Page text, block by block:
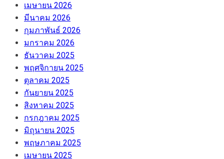
เมษายน 2026
มีนาคม 2026
กุมภาพันธ์ 2026
มกราคม 2026
ธันวาคม 2025
พฤศจิกายน 2025
ตุลาคม 2025
กันยายน 2025
สิงหาคม 2025
กรกฎาคม 2025
มิถุนายน 2025
พฤษภาคม 2025
เมษายน 2025